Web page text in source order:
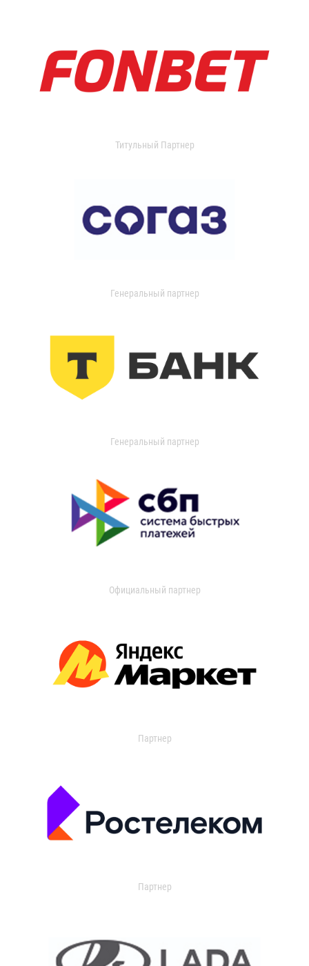
Титульный Партнер
Генеральный партнер
Генеральный партнер
Официальный партнер
Партнер
Партнер